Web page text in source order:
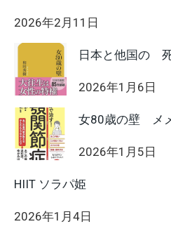
2026年2月11日
日本と他国の
2026年1月6日
女80歳の壁 メ
2026年1月5日
HIIT ソラパ姫
2026年1月4日